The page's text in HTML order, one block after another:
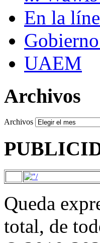
En la
UAEM
Archivos
Archivos
Queda
total, de